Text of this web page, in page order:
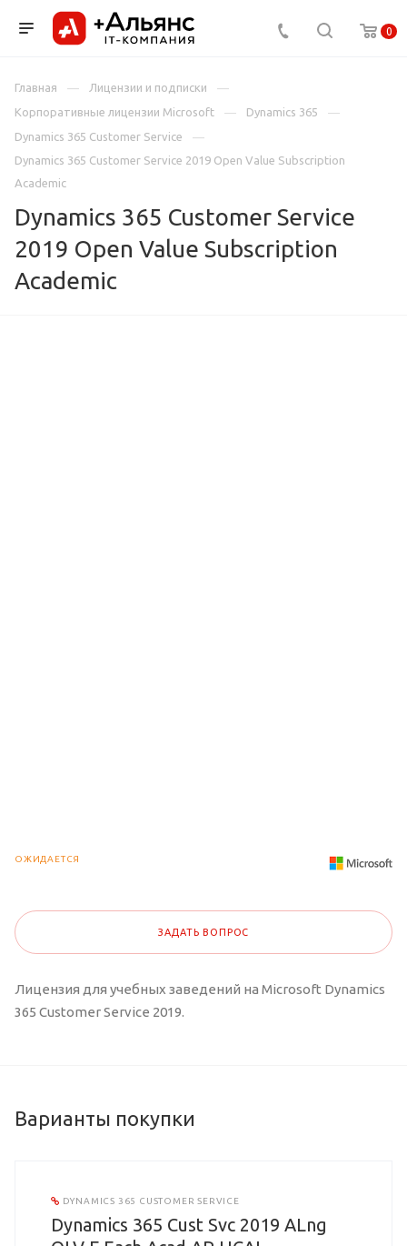
0
Главная
Лицензии и подписки
Корпоративные лицензии Microsoft
Dynamics 365
Dynamics 365 Customer Service
Dynamics 365 Customer Service 2019 Open Value Subscription
Academic
Dynamics 365 Customer Service
2019 Open Value Subscription
Academic
ОЖИДАЕТСЯ
ЗАДАТЬ ВОПРОС
Лицензия для учебных заведений на Microsoft Dynamics
365 Customer Service 2019.
Варианты покупки
DYNAMICS 365 CUSTOMER SERVICE
Dynamics 365 Cust Svc 2019 ALng